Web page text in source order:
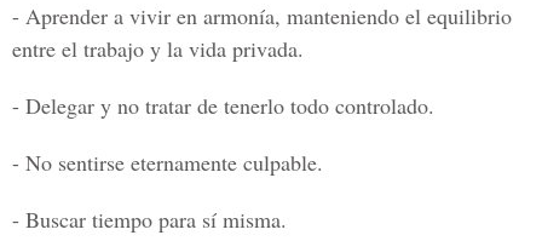
- Aprender a vivir en armonía, manteniendo el equilibrio
entre el trabajo y la vida privada.
- Delegar y no tratar de tenerlo todo controlado.
- No sentirse eternamente culpable.
- Buscar tiempo para sí misma.